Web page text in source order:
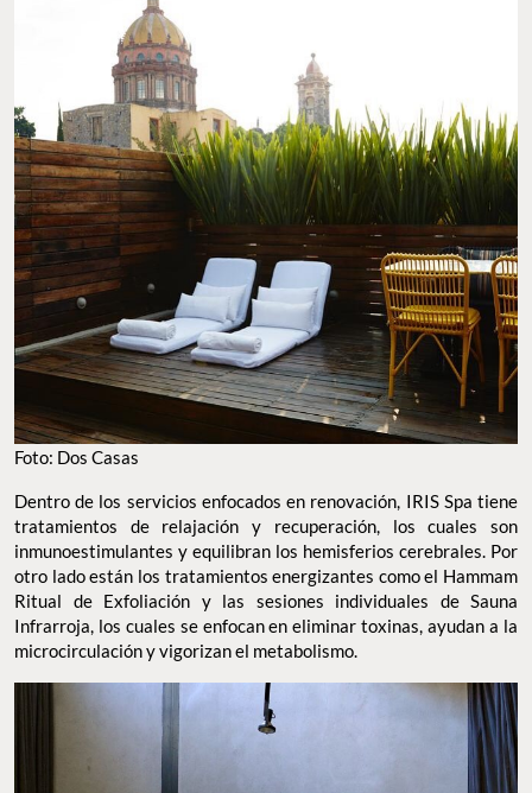
Foto: Dos Casas
Dentro de los servicios enfocados en renovación, IRIS Spa tiene
tratamientos de relajación y recuperación, los cuales son
inmunoestimulantes y equilibran los hemisferios cerebrales. Por
otro lado están los tratamientos energizantes como el Hammam
Ritual de Exfoliación y las sesiones individuales de Sauna
Infrarroja, los cuales se enfocan en eliminar toxinas, ayudan a la
microcirculación y vigorizan el metabolismo.